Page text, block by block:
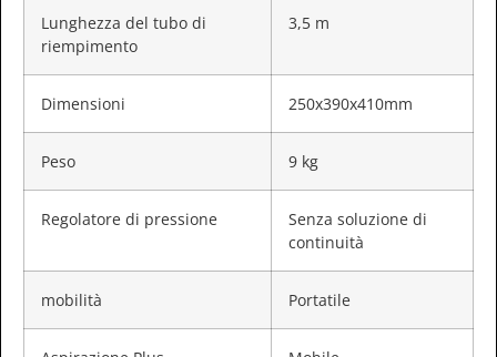
Lunghezza del tubo di
riempimento
3,5 m
Dimensioni 250x390x410mm
Peso 9 kg
Regolatore di pressione
Senza soluzione di
continuità
mobilità Portatile